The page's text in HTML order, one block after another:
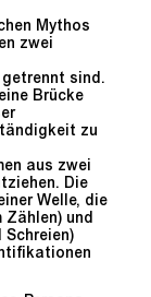
Mythos
zwei
sind.
Brücke
zu
aus zwei
Die
Welle, die
und
Schreien)